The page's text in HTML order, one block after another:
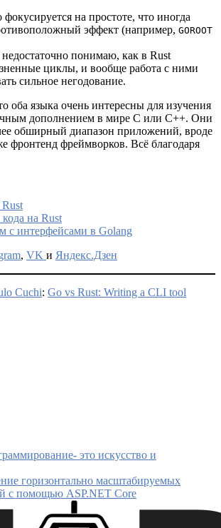
фокусируется на простоте, что иногда
эффект (например, GOROOT
понимаю, как в Rust
циклы, и вообще работа с ними
сильное негодование.
оба языка очень интересны для изучения
дополнением в мире C или C++. Они
обширный диапазон приложений, вроде
фронтенд фреймворков. Всё благодаря
на Rust
с интерфейсами в Golang
, VK и Яндекс.Дзен
Cuchi: Go vs Rust: Writing a CLI tool
это искусство и
горизонтально масштабируемых
с помощью ASP.NET Core